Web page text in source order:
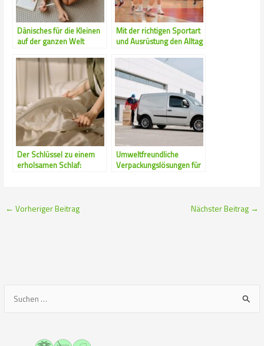
Dänisches für die Kleinen
auf der ganzen Welt
Mit der richtigen Sportart
und Ausrüstung den Alltag
Der Schlüssel zu einem
erholsamen Schlaf:
Umweltfreundliche
Verpackungslösungen für
← Vorheriger Beitrag Nächster Beitrag →